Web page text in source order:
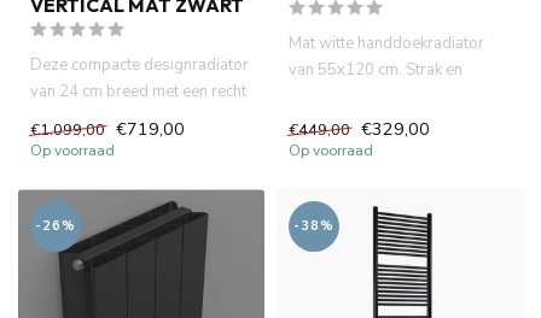
VERTICAL MAT ZWART
Deze compacte designradiator
van 24 cm breed met een recht
model in mat zwart is...
€1.099,00 €719,00
Op voorraad
Mat witte handdoekradiator
van 55x120 cm. Strak en
€449,00 €329,00
Op voorraad
-26% -38%